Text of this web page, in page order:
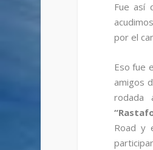
Fue así
por el
Eso fue
amigos
rodada
Road y